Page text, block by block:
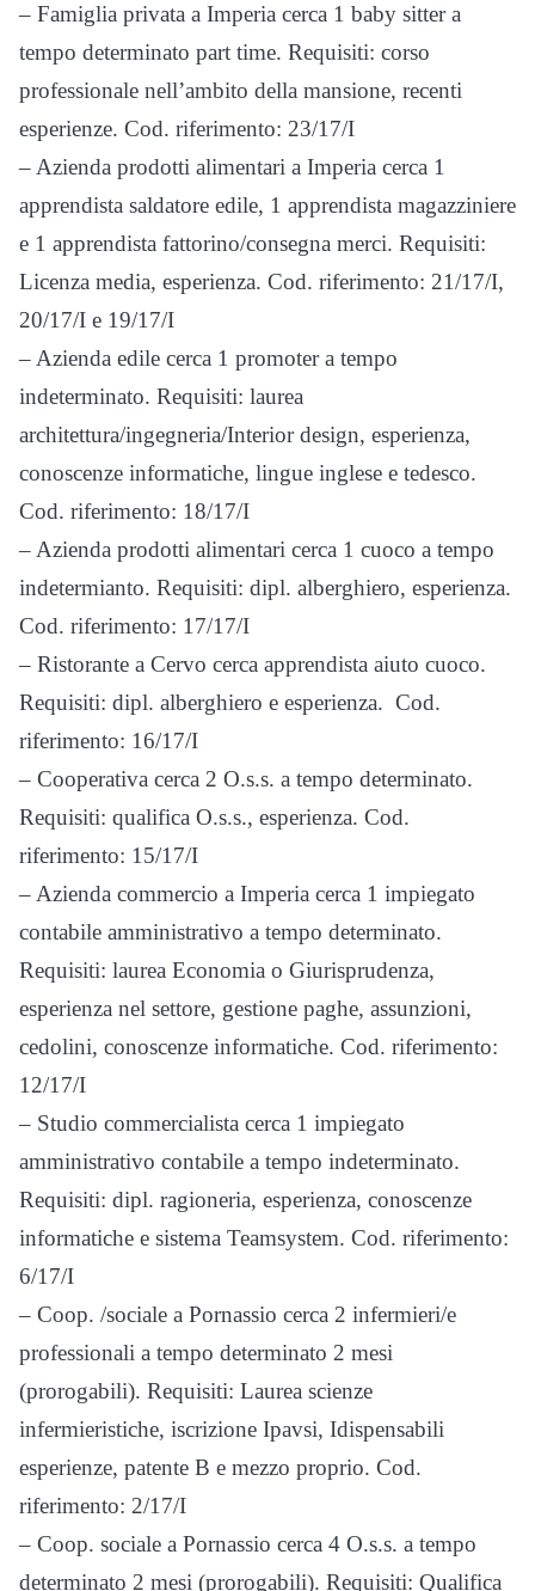
– Famiglia privata a Imperia cerca 1 baby sitter a
tempo determinato part time. Requisiti: corso
professionale nell’ambito della mansione, recenti
esperienze. Cod. riferimento: 23/17/I
– Azienda prodotti alimentari a Imperia cerca 1
apprendista saldatore edile, 1 apprendista magazziniere
e 1 apprendista fattorino/consegna merci. Requisiti:
Licenza media, esperienza. Cod. riferimento: 21/17/I,
20/17/I e 19/17/I
– Azienda edile cerca 1 promoter a tempo
indeterminato. Requisiti: laurea
architettura/ingegneria/Interior design, esperienza,
conoscenze informatiche, lingue inglese e tedesco.
Cod. riferimento: 18/17/I
– Azienda prodotti alimentari cerca 1 cuoco a tempo
indetermianto. Requisiti: dipl. alberghiero, esperienza.
Cod. riferimento: 17/17/I
– Ristorante a Cervo cerca apprendista aiuto cuoco.
Requisiti: dipl. alberghiero e esperienza. Cod.
riferimento: 16/17/I
– Cooperativa cerca 2 O.s.s. a tempo determinato.
Requisiti: qualifica O.s.s., esperienza. Cod.
riferimento: 15/17/I
– Azienda commercio a Imperia cerca 1 impiegato
contabile amministrativo a tempo determinato.
Requisiti: laurea Economia o Giurisprudenza,
esperienza nel settore, gestione paghe, assunzioni,
cedolini, conoscenze informatiche. Cod. riferimento:
12/17/I
– Studio commercialista cerca 1 impiegato
amministrativo contabile a tempo indeterminato.
Requisiti: dipl. ragioneria, esperienza, conoscenze
informatiche e sistema Teamsystem. Cod. riferimento:
6/17/I
– Coop. /sociale a Pornassio cerca 2 infermieri/e
professionali a tempo determinato 2 mesi
(prorogabili). Requisiti: Laurea scienze
infermieristiche, iscrizione Ipavsi, Idispensabili
esperienze, patente B e mezzo proprio. Cod.
riferimento: 2/17/I
– Coop. sociale a Pornassio cerca 4 O.s.s. a tempo
determinato 2 mesi (prorogabili). Requisiti: Qualifica